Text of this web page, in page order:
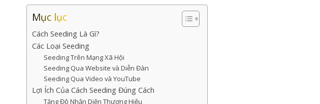
Mục lục
Cách Seeding Là Gì?
Các Loại Seeding
Seeding Trên Mạng Xã Hội
Seeding Qua Website và Diễn Đàn
Seeding Qua Video và YouTube
Lợi Ích Của Cách Seeding Đúng Cách
Tăng Độ Nhận Diện Thương Hiệu